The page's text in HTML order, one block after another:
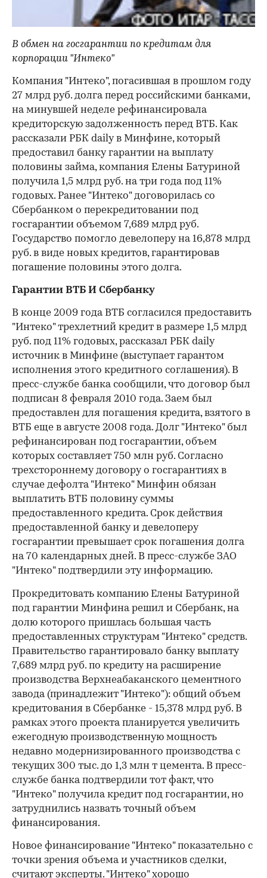
В обмен на госгарантии по кредитам для
корпорации "Интеко"
Компания "Интеко", погасившая в прошлом году
27 млрд руб. долга перед российскими банками,
на минувшей неделе рефинансировала
кредиторскую задолженность перед ВТБ. Как
рассказали РБК daily в Минфине, который
предоставил банку гарантии на выплату
половины займа, компания Елены Батуриной
получила 1,5 млрд руб. на три года под 11%
годовых. Ранее "Интеко" договорилась со
Сбербанком о перекредитовании под
госгарантии объемом 7,689 млрд руб.
Государство помогло девелоперу на 16,878 млрд
руб. в виде новых кредитов, гарантировав
погашение половины этого долга.
Гарантии ВТБ И Сбербанку
В конце 2009 года ВТБ согласился предоставить
"Интеко" трехлетний кредит в размере 1,5 млрд
руб. под 11% годовых, рассказал РБК daily
источник в Минфине (выступает гарантом
исполнения этого кредитного соглашения). В
пресс-службе банка сообщили, что договор был
подписан 8 февраля 2010 года. Заем был
предоставлен для погашения кредита, взятого в
ВТБ еще в августе 2008 года. Долг "Интеко" был
рефинансирован под госгарантии, объем
которых составляет 750 млн руб. Согласно
трехстороннему договору о госгарантиях в
случае дефолта "Интеко" Минфин обязан
выплатить ВТБ половину суммы
предоставленного кредита. Срок действия
предоставленной банку и девелоперу
госгарантии превышает срок погашения долга
на 70 календарных дней. В пресс-службе ЗАО
"Интеко" подтвердили эту информацию.
Прокредитовать компанию Елены Батуриной
под гарантии Минфина решил и Сбербанк, на
долю которого пришлась большая часть
предоставленных структурам "Интеко" средств.
Правительство гарантировало банку выплату
7,689 млрд руб. по кредиту на расширение
производ­ства Верхнеабаканского цементного
завода (принадлежит "Интеко"): общий объем
кредитования в Сбербанке - 15,378 млрд руб. В
рамках этого проекта планируется увеличить
ежегодную производственную мощность
недавно модернизированного производства с
текущих 300 тыс. до 1,3 млн т цемента. В пресс-
службе банка подтвердили тот факт, что
"Интеко" получила кредит под госгарантии, но
затруднились назвать точный объем
финансирования.
Новое финансирование "Интеко" показательно с
точки зрения объема и участников сделки,
считают эксперты. "Интеко" хорошо